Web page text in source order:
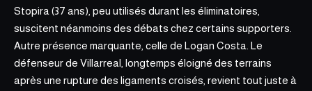
Stopira (37 ans), peu utilisés durant les éliminatoires,
suscitent néanmoins des débats chez certains supporters.
Autre présence marquante, celle de Logan Costa. Le
défenseur de Villarreal, longtemps éloigné des terrains
après une rupture des ligaments croisés, revient tout juste à